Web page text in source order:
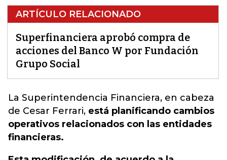
ARTÍCULO RELACIONADO
Superfinanciera aprobó compra de
acciones del Banco W por Fundación
Grupo Social
La Superintendencia Financiera, en cabeza
de Cesar Ferrari, está planificando cambios
operativos relacionados con las entidades
financieras.